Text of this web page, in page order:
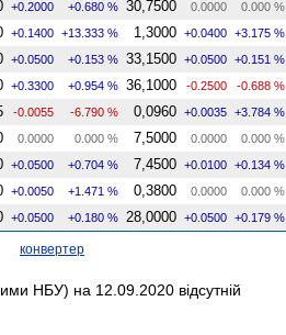
+0.2000 +0.680 % 30,7500 0.0000 0.000 %
+0.1400 +13.333 % 1,3000 +0.0400 +3.175 %
+0.0500 +0.153 % 33,1500 +0.0500 +0.151 %
+0.3300 +0.954 % 36,1000 -0.2500 -0.688 %
-0.0055 -6.790 % 0,0960 +0.0035 +3.784 %
0.0000 0.000 % 7,5000 0.0000 0.000 %
+0.0500 +0.704 % 7,4500 +0.0100 +0.134 %
+0.0050 +1.471 % 0,3800 0.0000 0.000 %
+0.0500 +0.180 % 28,0000 +0.0500 +0.179 %
конвертер
НБУ) на 12.09.2020 відсутній